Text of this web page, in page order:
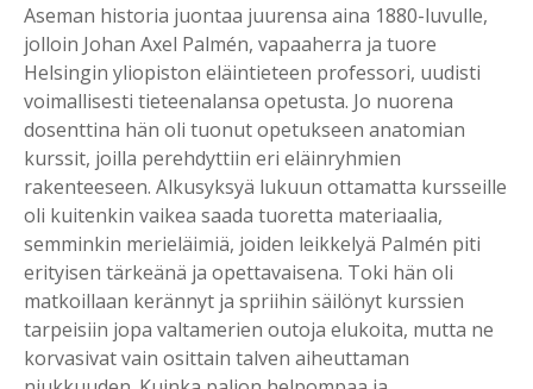
Aseman historia juontaa juurensa aina 1880-luvulle,
jolloin Johan Axel Palmén, vapaaherra ja tuore
Helsingin yliopiston eläintieteen professori, uudisti
voimallisesti tieteenalansa opetusta. Jo nuorena
dosenttina hän oli tuonut opetukseen anatomian
kurssit, joilla perehdyttiin eri eläinryhmien
rakenteeseen. Alkusyksyä lukuun ottamatta kursseille
oli kuitenkin vaikea saada tuoretta materiaalia,
semminkin merieläimiä, joiden leikkelyä Palmén piti
erityisen tärkeänä ja opettavaisena. Toki hän oli
matkoillaan kerännyt ja spriihin säilönyt kurssien
tarpeisiin jopa valtamerien outoja elukoita, mutta ne
korvasivat vain osittain talven aiheuttaman